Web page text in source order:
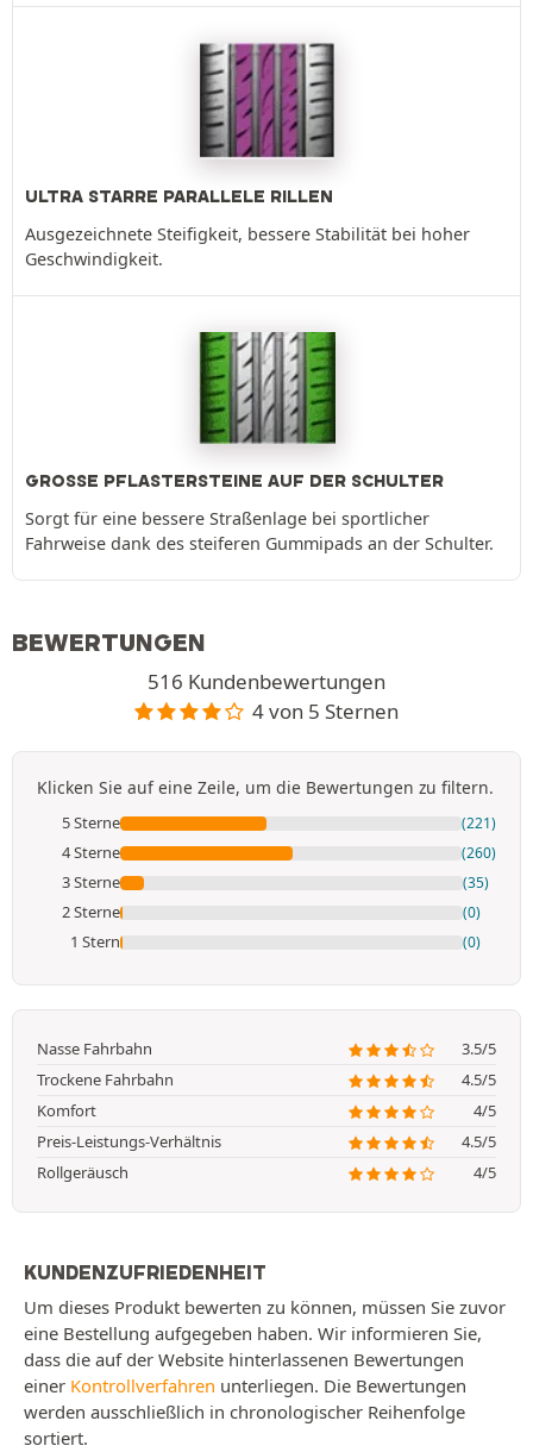
ULTRA STARRE PARALLELE RILLEN
Ausgezeichnete Steifigkeit, bessere Stabilität bei hoher
Geschwindigkeit.
GROSSE PFLASTERSTEINE AUF DER SCHULTER
Sorgt für eine bessere Straßenlage bei sportlicher
Fahrweise dank des steiferen Gummipads an der Schulter.
BEWERTUNGEN
516 Kundenbewertungen
4 von 5 Sternen
Klicken Sie auf eine Zeile, um die Bewertungen zu filtern.
5 Sterne (221)
4 Sterne (260)
3 Sterne (35)
2 Sterne (0)
1 Stern (0)
Nasse Fahrbahn
3.5/5
Trockene Fahrbahn
4.5/5
Komfort
4/5
Preis-Leistungs-Verhältnis
4.5/5
Rollgeräusch
4/5
KUNDENZUFRIEDENHEIT
Um dieses Produkt bewerten zu können, müssen Sie zuvor
eine Bestellung aufgegeben haben. Wir informieren Sie,
dass die auf der Website hinterlassenen Bewertungen
einer Kontrollverfahren unterliegen. Die Bewertungen
werden ausschließlich in chronologischer Reihenfolge
sortiert.